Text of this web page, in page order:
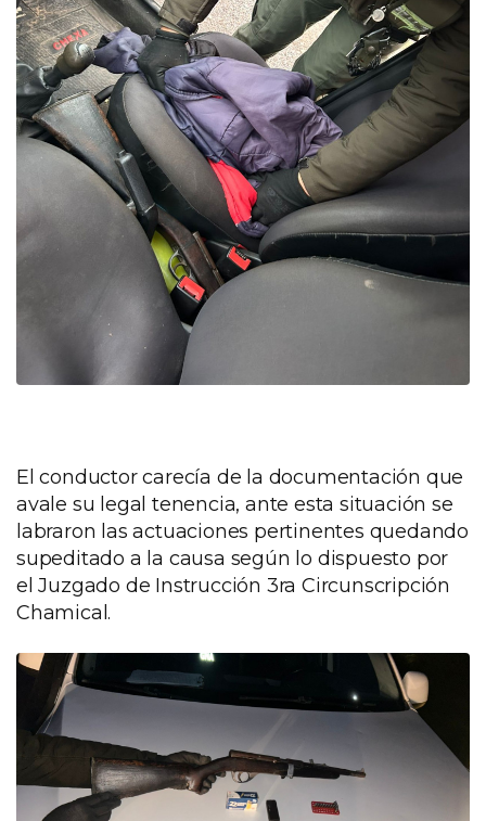
El conductor carecía de la documentación que
avale su legal tenencia, ante esta situación se
labraron las actuaciones pertinentes quedando
supeditado a la causa según lo dispuesto por
el Juzgado de Instrucción 3ra Circunscripción
Chamical.